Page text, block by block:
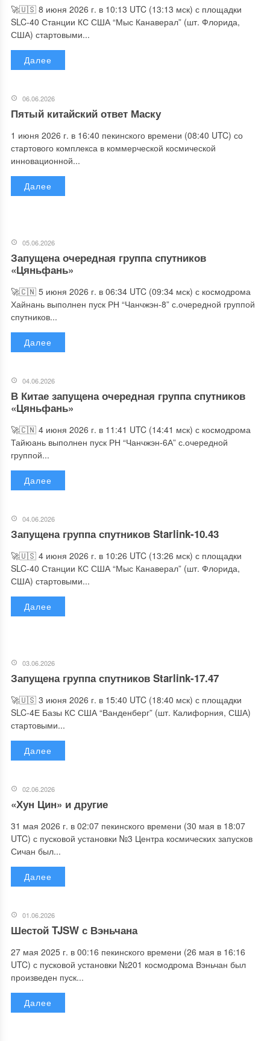
🚀🇺🇸 8 июня 2026 г. в 10:13 UTC (13:13 мск) с площадки
SLC-40 Станции КС США “Мыс Канаверал” (шт. Флорида,
США) стартовыми...
Далее
06.06.2026
Пятый китайский ответ Маску
1 июня 2026 г. в 16:40 пекинского времени (08:40 UTC) со
стартового комплекса в коммерческой космической
инновационной...
Далее
05.06.2026
Запущена очередная группа спутников
«Цяньфань»
🚀🇨🇳 5 июня 2026 г. в 06:34 UTC (09:34 мск) с космодрома
Хайнань выполнен пуск РН “Чанчжэн-8” с.очередной группой
спутников...
Далее
04.06.2026
В Китае запущена очередная группа спутников
«Цяньфань»
🚀🇨🇳 4 июня 2026 г. в 11:41 UTC (14:41 мск) с космодрома
Тайюань выполнен пуск РН “Чанчжэн-6А” с.очередной
группой...
Далее
04.06.2026
Запущена группа спутников Starlink-10.43
🚀🇺🇸 4 июня 2026 г. в 10:26 UTC (13:26 мск) с площадки
SLC-40 Станции КС США “Мыс Канаверал” (шт. Флорида,
США) стартовыми...
Далее
03.06.2026
Запущена группа спутников Starlink-17.47
🚀🇺🇸 3 июня 2026 г. в 15:40 UTC (18:40 мск) с площадки
SLC-4Е Базы КС США “Ванденберг” (шт. Калифорния, США)
стартовыми...
Далее
02.06.2026
«Хун Цин» и другие
31 мая 2026 г. в 02:07 пекинского времени (30 мая в 18:07
UTC) с пусковой установки №3 Центра космических запусков
Сичан был...
Далее
01.06.2026
Шестой TJSW с Вэньчана
27 мая 2025 г. в 00:16 пекинского времени (26 мая в 16:16
UTC) с пусковой установки №201 космодрома Вэньчан был
произведен пуск...
Далее